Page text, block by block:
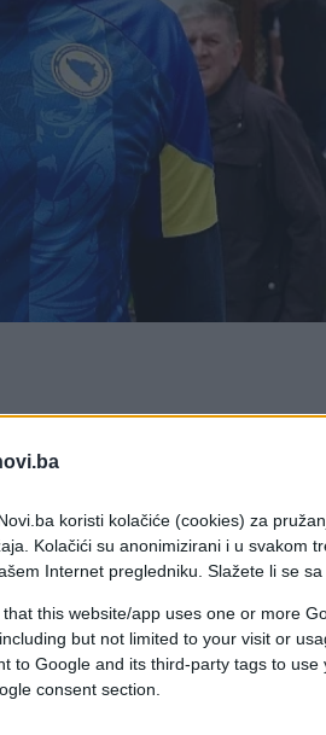
koristi kolačiće (cookies) za
Kolačići su anonimizirani i u svakom
Internet pregledniku. Slažete li se
that this website/app uses one or more
but not limited to your visit or
to Google and its third-party tags to
consent section.
Elmedin Konaković bio je
Bosne i
vlada ulicama širom
i ministar prometa i
za ljudska prava i